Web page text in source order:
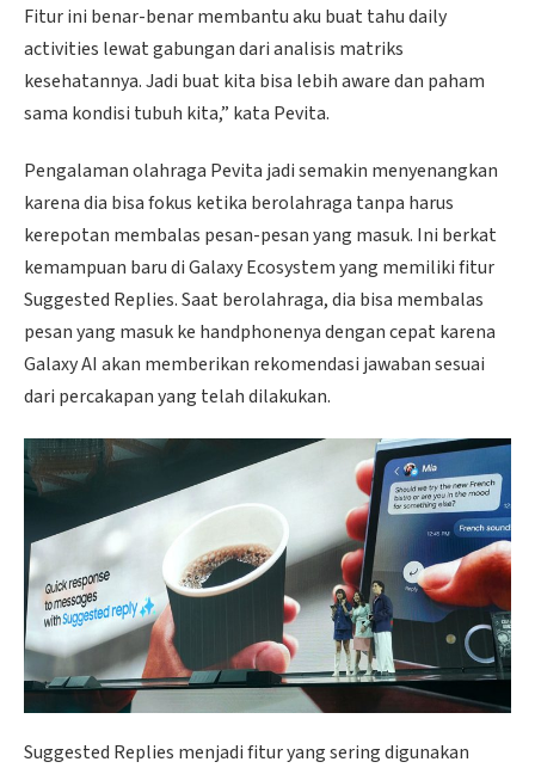
Fitur ini benar-benar membantu aku buat tahu daily
activities lewat gabungan dari analisis matriks
kesehatannya. Jadi buat kita bisa lebih aware dan paham
sama kondisi tubuh kita,” kata Pevita.
Pengalaman olahraga Pevita jadi semakin menyenangkan
karena dia bisa fokus ketika berolahraga tanpa harus
kerepotan membalas pesan-pesan yang masuk. Ini berkat
kemampuan baru di Galaxy Ecosystem yang memiliki fitur
Suggested Replies. Saat berolahraga, dia bisa membalas
pesan yang masuk ke handphonenya dengan cepat karena
Galaxy AI akan memberikan rekomendasi jawaban sesuai
dari percakapan yang telah dilakukan.
Suggested Replies menjadi fitur yang sering digunakan